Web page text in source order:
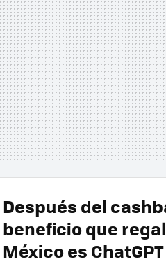
Después del
beneficio que
México es ChatGPT